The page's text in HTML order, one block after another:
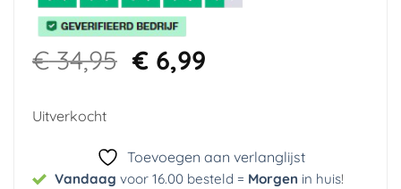
€34,95 Oorspronkelijke
prijs
€6,99Huidige
Uitverkocht
Toevoegen aan verlanglijst
Vandaag voor 16.00 besteld = Morgen in huis!